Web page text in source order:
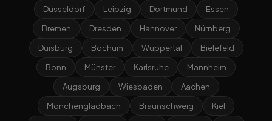
Düsseldorf
Leipzig Dortmund
Essen
Bremen
Dresden Hannover
Nürnberg
Duisburg
Bochum Wuppertal
Bielefeld
Bonn
Münster Karlsruhe
Mannheim
Augsburg
Wiesbaden
Aachen
Mönchengladbach
Braunschweig
Kiel